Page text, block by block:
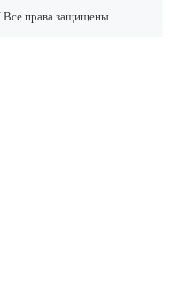
Все права защищены